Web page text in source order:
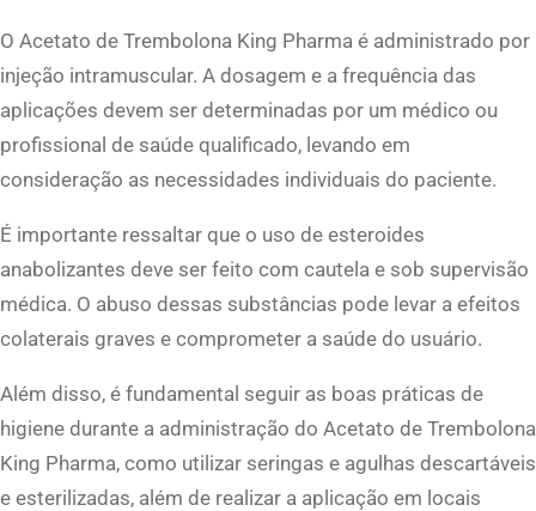
O Acetato de Trembolona King Pharma é administrado por
injeção intramuscular. A dosagem e a frequência das
aplicações devem ser determinadas por um médico ou
profissional de saúde qualificado, levando em
consideração as necessidades individuais do paciente.
É importante ressaltar que o uso de esteroides
anabolizantes deve ser feito com cautela e sob supervisão
médica. O abuso dessas substâncias pode levar a efeitos
colaterais graves e comprometer a saúde do usuário.
Além disso, é fundamental seguir as boas práticas de
higiene durante a administração do Acetato de Trembolona
King Pharma, como utilizar seringas e agulhas descartáveis
e esterilizadas, além de realizar a aplicação em locais